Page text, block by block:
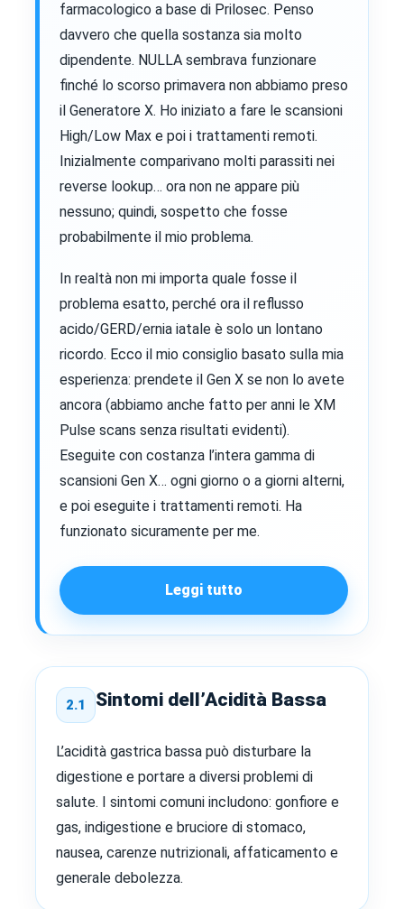
farmacologico a base di Prilosec. Penso
davvero che quella sostanza sia molto
dipendente. NULLA sembrava funzionare
finché lo scorso primavera non abbiamo preso
il Generatore X. Ho iniziato a fare le scansioni
High/Low Max e poi i trattamenti remoti.
Inizialmente comparivano molti parassiti nei
reverse lookup… ora non ne appare più
nessuno; quindi, sospetto che fosse
probabilmente il mio problema.
In realtà non mi importa quale fosse il
problema esatto, perché ora il reflusso
acido/GERD/ernia iatale è solo un lontano
ricordo. Ecco il mio consiglio basato sulla mia
esperienza: prendete il Gen X se non lo avete
ancora (abbiamo anche fatto per anni le XM
Pulse scans senza risultati evidenti).
Eseguite con costanza l’intera gamma di
scansioni Gen X… ogni giorno o a giorni alterni,
e poi eseguite i trattamenti remoti. Ha
funzionato sicuramente per me.
Leggi tutto
2.1 Sintomi dell’Acidità Bassa
L’acidità gastrica bassa può disturbare la
digestione e portare a diversi problemi di
salute. I sintomi comuni includono: gonfiore e
gas, indigestione e bruciore di stomaco,
nausea, carenze nutrizionali, affaticamento e
generale debolezza.